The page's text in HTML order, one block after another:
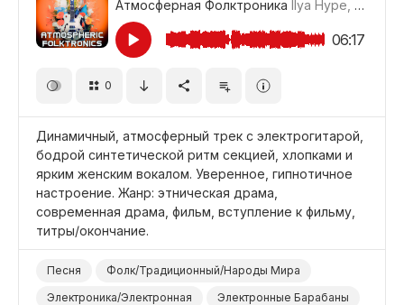
Наука/Технология/Производство
Фильм Научная Фантастика
Фильм Арт-Хаус
Драма
Атмосферная Фолктроника Ilya Hype Где-то
06:17
0
Динамичный, атмосферный трек с электрогитарой,
бодрой синтетической ритм секцией, хлопками и
ярким женским вокалом. Уверенное, гипнотичное
настроение. Жанр: этническая драма,
современная драма, фильм, вступление к фильму,
титры/окончание.
Песня
Фолк/Традиционный/Народы Мира
Электроника/Электронная
Электронные Барабаны